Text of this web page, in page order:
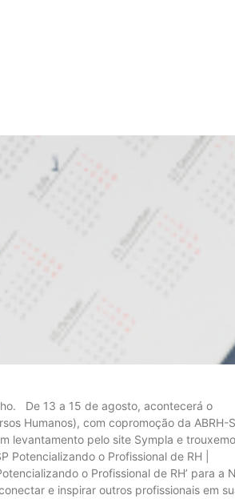
De 13 a 15 de agosto, acontecerá o
Humanos), com copromoção da ABRH-
levantamento pelo site Sympla e
o Profissional de RH |
o Profissional de RH’ para a
e inspirar outros profissionais em